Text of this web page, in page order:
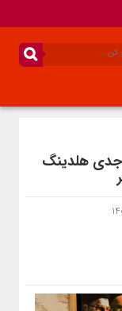
جدی هلدینگ